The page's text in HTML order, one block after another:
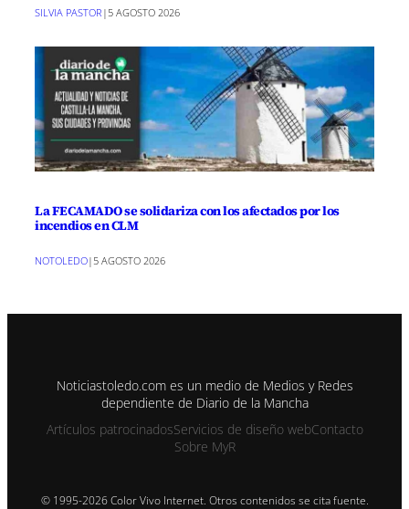
SILVIA PASTOR | 5 AGOSTO 2026
La FECAMADO se solidariza con los afectados por los
incendios en CLM
NOTOLEDO| 5 AGOSTO 2026
Noticiastoledo.com es un medio de Medios y Redes
dependiente de Diario de la Mancha
Artículos patrocinadosServicios de diseño webContacto
Sobre MyR
© 1995-2026 Color Vivo Internet. Otros contenidos se cita fuente.